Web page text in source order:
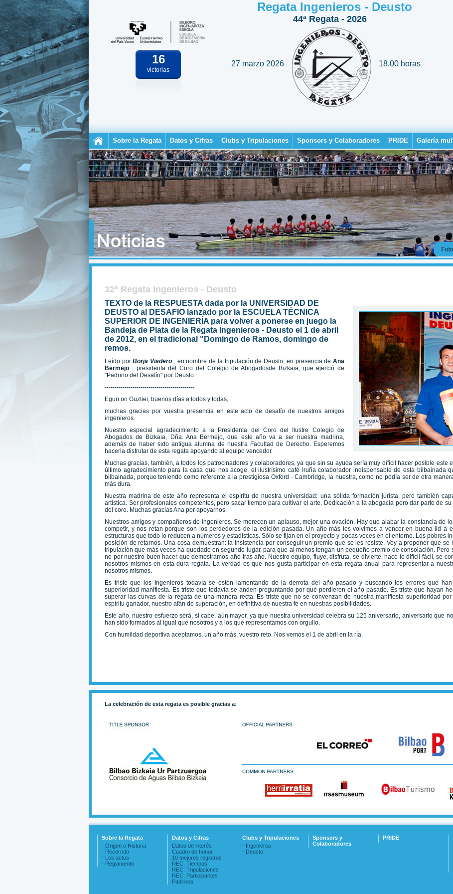
16
victorias
Regata Ingenieros - Deusto
44ª Regata - 2026
27 marzo 2026 18.00 horas
Sobre la Regata Datos y Cifras Clubs y Tripulaciones Sponsors y Colaboradores PRIDE Galería
32ª Regata Ingenieros - Deusto
TEXTO de la RESPUESTA dada por la UNIVERSIDAD DE
DEUSTO al DESAFIO lanzado por la ESCUELA TÉCNICA
SUPERIOR DE INGENIERÍA para volver a ponerse en juego la
Bandeja de Plata de la Regata Ingenieros - Deusto el 1 de abril
de 2012, en el tradicional "Domingo de Ramos, domingo de
remos.
Leído porBorja Viadero , en nombre de la tripulación de Deusto, en presencia deAna
Bermejo , presidenta del Coro del Colegio de Abogadosde Bizkaia, que ejerció de
"Padrino del Desafío" por Deusto.
---------------------------------------------
Egun on Guztiei, buenos días a todos y todas,
muchas gracias por vuestra presencia en este acto de desafío de nuestros amigos
ingenieros.
Nuestro especial agradecimiento a la Presidenta del Coro del Ilustre Colegio de
Abogados de Bizkaia, Dña. Ana Bermejo, que este año va a ser nuestra madrina,
además de haber sido antigua alumna de nuestra Facultad de Derecho. Esperemos
hacerla disfrutar de esta regata apoyando al equipo vencedor.
Muchas gracias, también, a todos los patrocinadores y colaboradores, ya que sin su ayuda sería muy difícil hacer posible este
último agradecimiento para la casa que nos acoge, el ilustrísimo café Iruña colaborador indispensable de esta bilbainada
bilbainada, porque teniendo como referente a la prestigiosa Oxford - Cambridge, la nuestra, como no podía ser de otra
más dura.
Nuestra madrina de este año representa el espíritu de nuestra universidad: una sólida formación jurista, pero también
artística. Ser profesionales competentes, pero sacar tiempo para cultivar el arte. Dedicación a la abogacía pero dar parte de
del coro. Muchas gracias Ana por apoyarnos.
Nuestros amigos y compañeros de Ingenieros. Se merecen un aplauso, mejor una ovación. Hay que alabar la constancia de
competir, y nos retan porque son los perdedores de la edición pasada. Un año más les volvimos a vencer en buena lid a
estructuras que todo lo reducen a números y estadísticas. Sólo se fijan en el proyecto y pocas veces en el entorno. Los pobres
posición de retarnos. Una cosa demuestran: la insistencia por conseguir un premio que se les resiste. Voy a proponer que
tripulación que más veces ha quedado en segundo lugar, para que al menos tengan un pequeño premio de consolación. Pero
no por nuestro buen hacer que demostramos año tras año. Nuestro equipo, fluye, disfruta, se divierte, hace lo difícil fácil, se
nosotros mismos en esta dura regata. La verdad es que nos gusta participar en esta regata anual para representar a
nosotros mismos.
Es triste que los Ingenieros todavía se estén lamentando de la derrota del año pasado y buscando los errores que
superioridad manifiesta. Es triste que todavía se anden preguntando por qué perdieron el año pasado. Es triste que hayan
superar las curvas de la regata de una manera recta. Es triste que no se convenzan de nuestra manifiesta superioridad
espíritu ganador, nuestro afán de superación, en definitiva de nuestra fe en nuestras posibilidades.
Este año, nuestro esfuerzo será, si cabe, aún mayor, ya que nuestra universidad celebra su 125 aniversario, aniversario que
han sido formados al igual que nosotros y a los que representamos con orgullo.
Con humildad deportiva aceptamos, un año más, vuestro reto. Nos vemos el 1 de abril en la ría.
La celebración de esta regata es posible gracias a:
Sobre la Regata
- Origen e Historia
- Recorrido
- Los actos
- Reglamento
Datos y Cifras
Datos de interés
Cuadro de honor
10 mejores registros
REC. Tiempos
REC. Tripulaciones
REC. Participantes
Padrinos
Clubs y Tripulaciones
- Ingenieros
- Deusto
Sponsors y
Colaboradores
PRIDE